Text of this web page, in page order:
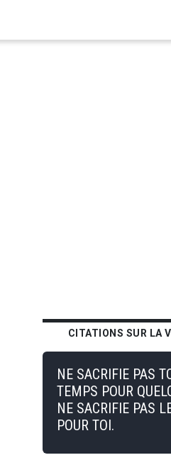
CITATIONS SUR LA
NE SACRIFIE PAS
TEMPS POUR
NE SACRIFIE PAS
POUR TOI.